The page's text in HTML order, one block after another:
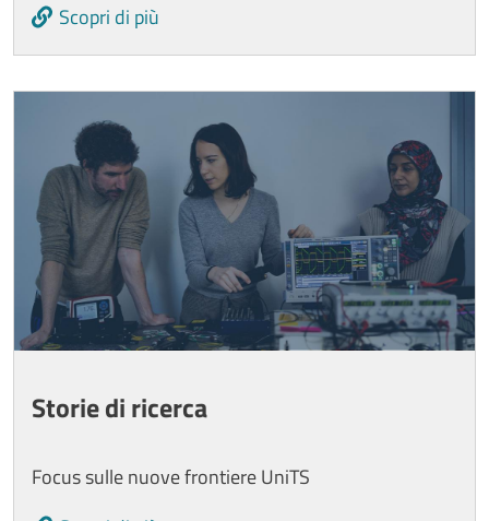
Scopri di più
Storie di ricerca
Focus sulle nuove frontiere UniTS